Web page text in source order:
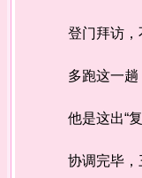
登门拜访，
多跑这一趟，
他是这出“复
协调完毕，三